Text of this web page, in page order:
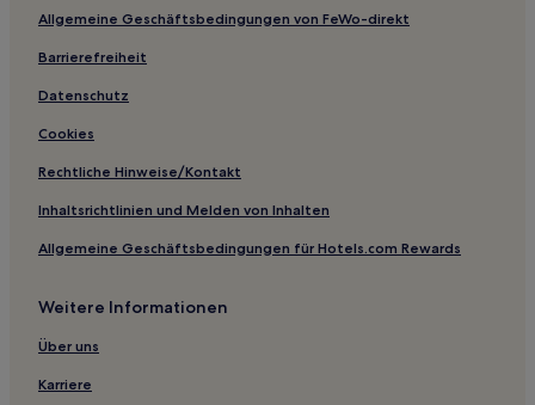
Hotels nahe Outdoor Airport Viewing Platform
Hotels nahe Lesmurdie Falls National Park
Hotels nahe Gunbar Way Reserve
Maddington: Hotels
Stratton: Hotels
Victoria Plains Shire: Hotels
Martin: Hotels
Hotels nahe Bennett Brook Railway
Redcliffe: Hotels
Allgemeine Geschäftsbedingungen von FeWo-direkt
Barrierefreiheit
Datenschutz
Cookies
Rechtliche Hinweise/Kontakt
Inhaltsrichtlinien und Melden von Inhalten
Allgemeine Geschäftsbedingungen für Hotels.com Rewards
Weitere Informationen
Über uns
Karriere